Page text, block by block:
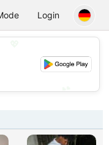
Login